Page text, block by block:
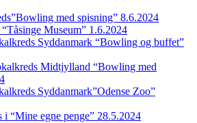
med spisning” 8.6.2024
Museum” 1.6.2024
Syddanmark “Bowling og buffet”
Midtjylland “Bowling med
Syddanmark”Odense Zoo”
i “Mine egne penge” 28.5.2024